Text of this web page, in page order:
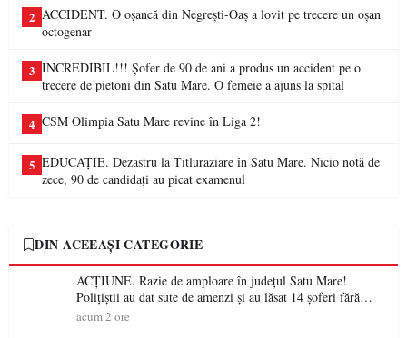
2 ACCIDENT. O oșancă din Negrești-Oaș a lovit pe trecere un oșan
octogenar
3 INCREDIBIL!!! Șofer de 90 de ani a produs un accident pe o
trecere de pietoni din Satu Mare. O femeie a ajuns la spital
4 CSM Olimpia Satu Mare revine în Liga 2!
5 EDUCAȚIE. Dezastru la Titluraziare în Satu Mare. Nicio notă de
zece, 90 de candidați au picat examenul
DIN ACEEAȘI CATEGORIE
ACȚIUNE. Razie de amploare în județul Satu Mare!
Polițiștii au dat sute de amenzi și au lăsat 14 șoferi fără
permis într-o singură zi
acum 2 ore